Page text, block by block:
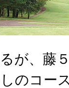
が、藤
のコー